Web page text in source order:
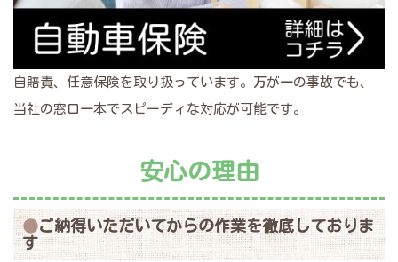
自賠責、任意保険を取り扱っています。万が一の事故でも、
当社の窓口一本でスピーディな対応が可能です。
安心の理由
ご納得いただいてからの作業を徹底しておりま
す